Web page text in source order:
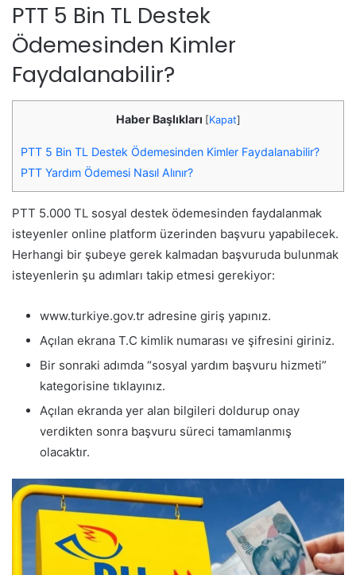
PTT 5 Bin TL Destek
Ödemesinden Kimler
Faydalanabilir?
Haber Başlıkları [Kapat]
PTT 5 Bin TL Destek Ödemesinden Kimler Faydalanabilir?
PTT Yardım Ödemesi Nasıl Alınır?
PTT 5.000 TL sosyal destek ödemesinden faydalanmak
isteyenler online platform üzerinden başvuru yapabilecek.
Herhangi bir şubeye gerek kalmadan başvuruda bulunmak
isteyenlerin şu adımları takip etmesi gerekiyor:
www.turkiye.gov.tr adresine giriş yapınız.
Açılan ekrana T.C kimlik numarası ve şifresini giriniz.
Bir sonraki adımda “sosyal yardım başvuru hizmeti”
kategorisine tıklayınız.
Açılan ekranda yer alan bilgileri doldurup onay
verdikten sonra başvuru süreci tamamlanmış
olacaktır.